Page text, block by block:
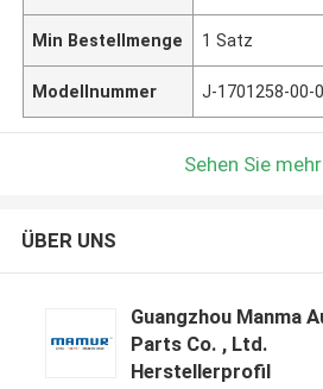
Min Bestellmenge 1 Satz
Modellnummer J-1701258-00-
Sehen Sie
ÜBER UNS
Guangzhou Manma
Parts Co. , Ltd.
Herstellerprofil